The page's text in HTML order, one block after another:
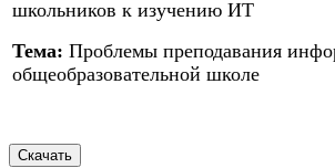
школьников к изучению ИТ
Тема: Проблемы преподавания
общеобразовательной школе